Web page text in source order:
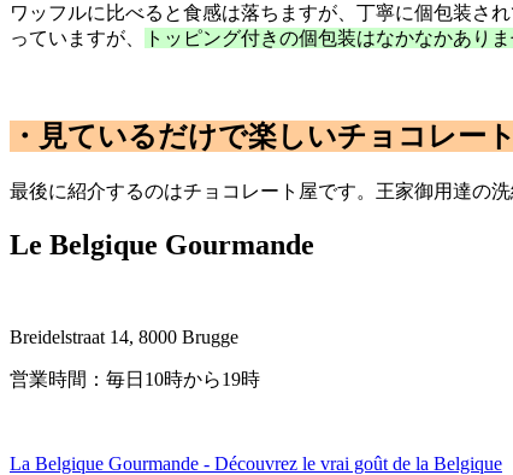
ワッフルに比べると食感は落ちますが、丁寧に個包装さ
っていますが、
トッピング付きの個包装はなかなかあり
・見ているだけで楽しいチョコレー
最後に紹介するのはチョコレート屋です。王家御用達の
Le Belgique Gourmande
Breidelstraat 14, 8000 Brugge
営業時間：毎日10時から19時
La Belgique Gourmande - Découvrez le vrai goût de la Belgique